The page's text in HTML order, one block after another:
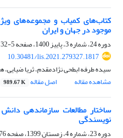
کتاب‌های کمیاب و مجموعه‌های
موجود در جهان و ایران
دوره 24، شماره 3، پاییز 1400، صفحه
5-32
10.30481/lis.2021.279327.1817
سیده طرفه ابطحی نژادمقدم، ثریا
مشاهده مقاله
اصل مقاله 989.67 K
ساختار مطالعات سازماندهی
نویسندگی
دوره 23، شماره 4، زمستان 1399، صفحه
76-105